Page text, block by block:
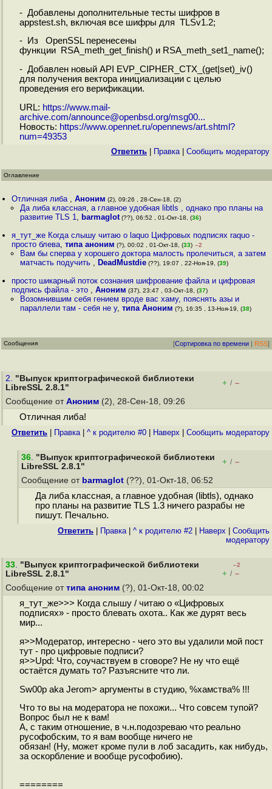
- Добавлены дополнительные тесты шифров в
appstest.sh, включая все шифры для TLSv1.2;
- Из OpenSSL перенесены
функции RSA_meth_get_finish() и RSA_meth_set1_name();
- Добавлен новый API EVP_CIPHER_CTX_(get|set)_iv()
для получения вектора инициализации с целью
проведения его верификации.
URL: https://www.mail-
archive.com/announce@openbsd.org/msg00...
Новость: https://www.opennet.ru/opennews/art.shtml?
num=49353
Ответить Правка| Cообщить модератору
Оглавление
Отличная либа ,Аноним (2), 09:26 , 28-Сен-18, (2)
Да либа классная, а главное удобная libtls , однако про планы на
развитие TLS 1, barmaglot(??), 06:52 , 01-Окт-18, (36)
я_тут_же Когда слышу читаю о laquo Цифровых подписях raquo -
просто блева,типа аноним (?), 00:02 , 01-Окт-18, (33) –2
Вам бы сперва у хорошего доктора малость пролечиться, а затем
матчасть подучить , DeadMustdie(??), 19:07 , 22-Ноя-19, (39)
просто шикарный поток сознания шифрование файла и цифровая
подпись файла - это ,Аноним (37), 23:47 , 03-Окт-18, (37)
Возомнившим себя гением вроде вас хаму, пояснять азы и
параллели там - себя не у, типа Аноним (?), 16:35 , 13-Ноя-19, (38)
Сообщения [Сортировка по времени | RSS]
2. "Выпуск криптографической библиотеки
LibreSSL 2.8.1"
+ / –
Сообщение от Аноним (2), 28-Сен-18, 09:26
Отличная либа!
Ответить Правка| ^ к родителю #0 Наверх Cообщить модератору
36. "Выпуск криптографической библиотеки
LibreSSL 2.8.1"
+ / –
Сообщение от barmaglot (??), 01-Окт-18, 06:52
Да либа классная, а главное удобная (libtls), однако
про планы на развитие TLS 1.3 ничего разрабы не
пишут. Печально.
Ответить Правка| ^ к родителю #2 Наверх
Cообщить
модератору
33. "Выпуск криптографической библиотеки
LibreSSL 2.8.1"
–2
+ / –
Сообщение от типа аноним (?), 01-Окт-18, 00:02
я_тут_же>>> Когда слышу / читаю о «Цифровых
подписях» - просто блевать охота.. Как же дурят весь
мир...
я>>Модератор, интересно - чего это вы удалили мой пост
тут - про цифровые подписи?
я>>Upd: Что, соучаствуем в сговоре? Не ну что ещё
остаётся думать то? Разъясните что ли.
Sw00p aka Jerom> аргументы в студию, %хамства% !!!
Что то вы на модератора не похожи... Что совсем тупой?
Вопрос был не к вам!
А, с таким отношение, в ч.н.подозреваю что реально
русoфобским, то я вам вообще ничего не
обязан! (Ну, может кроме пули в лоб засадить, как нибудь,
за оскорбление и вообще русoфобию).
========